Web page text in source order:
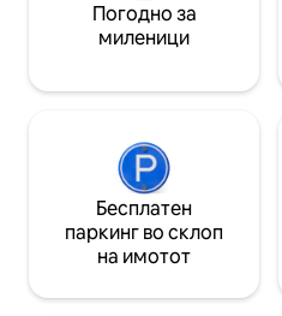
Погодно за
миленици
Бесплатен
паркинг во склоп
на имотот